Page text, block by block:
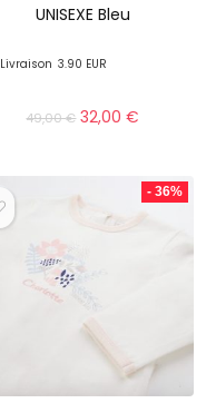
UNISEXE Bleu
Livraison 3.90 EUR
49,00€ 32,00€
- 36%